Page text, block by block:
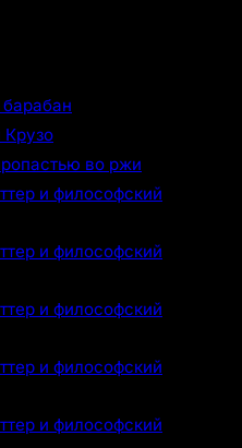
во ржи
и философский
и философский
и философский
и философский
и философский